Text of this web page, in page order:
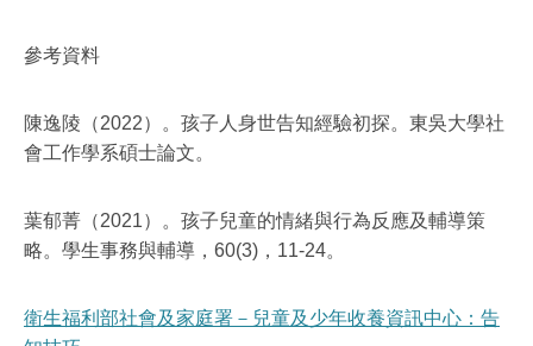
參考資料
陳逸陵（2022）。孩子人身世告知經驗初探。東吳大學社
會工作學系碩士論文。
葉郁菁（2021）。孩子兒童的情緒與行為反應及輔導策
略。學生事務與輔導， 60(3) ， 11-24。
衛生福利部社會及家庭署－兒童及少年收養資訊中心：告